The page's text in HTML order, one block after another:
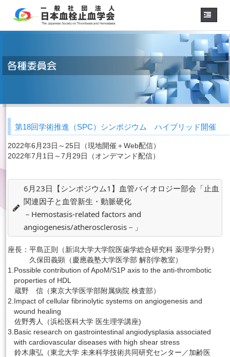
学会概要・理事長挨拶
各種委員会
用語集
認定医制度
認定技師制度
事務手続き （入退会・変更）
リンク
English
第18回学術推進（SPC）シンポジウム ハイブリッド開催
2022年6月23日～25日（現地開催＋Web配信）
2022年7月1日～7月29日（オンデマンド配信）
6月23日【シンポジウム1】血管バイオロジー部会「止血
関連因子と血管新生・動脈硬化
－Hemostasis-related factors and
angiogenesis/atherosclerosis－」
座長： 平島正則（新潟大学大学院医歯学総合研究科 薬理学分野）
久保田義顕（慶應義塾大学医学部 解剖学教室）
1. Possible contribution of ApoM/S1P axis to the anti-thrombotic
properties of HDL
蔵野 信（東京大学医学部附属病院 検査部）
2. Impact of cellular fibrinolytic systems on angiogenesis and
wound healing
佐野秀人（浜松医科大学 医生理学講座)
3. Basic research on gastrointestinal angiodysplasia associated
with cardiovascular diseases with high shear stress
鈴木康弘（東北大学 未来科学技術共同研究センター／加齢医